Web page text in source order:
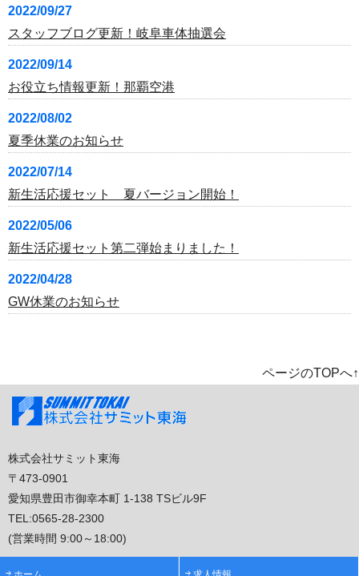
2022/09/27
スタッフブログ更新！岐阜車体抽選会
2022/09/14
お役立ち情報更新！那覇空港
2022/08/02
夏季休業のお知らせ
2022/07/14
新生活応援セット 夏バージョン開始！
2022/05/06
新生活応援セット第二弾始まりました！
2022/04/28
GW休業のお知らせ
ページのTOPへ↑
株式会社サミット東海
〒473-0901
愛知県豊田市御幸本町 1-138 TSビル9F
TEL:0565-28-2300
(営業時間 9:00～18:00)